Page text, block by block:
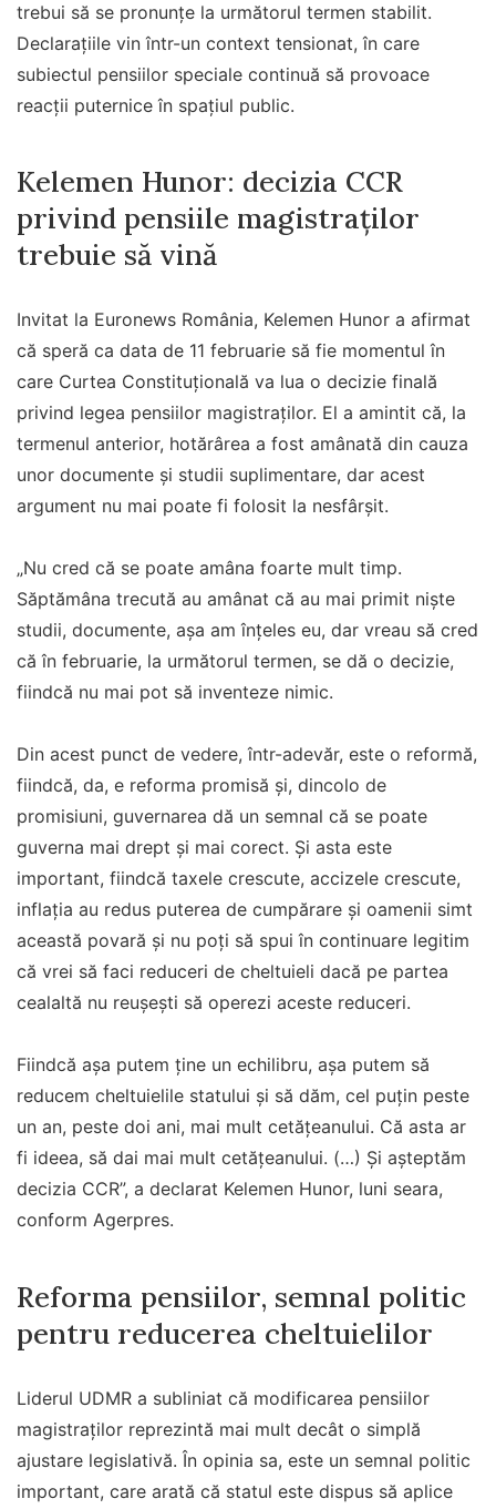
trebui să se pronunțe la următorul termen stabilit.
Declarațiile vin într-un context tensionat, în care
subiectul pensiilor speciale continuă să provoace
reacții puternice în spațiul public.
Kelemen Hunor: decizia CCR
privind pensiile magistraților
trebuie să vină
Invitat la Euronews România, Kelemen Hunor a afirmat
că speră ca data de 11 februarie să fie momentul în
care Curtea Constituțională va lua o decizie finală
privind legea pensiilor magistraților. El a amintit că, la
termenul anterior, hotărârea a fost amânată din cauza
unor documente și studii suplimentare, dar acest
argument nu mai poate fi folosit la nesfârșit.
„Nu cred că se poate amâna foarte mult timp.
Săptămâna trecută au amânat că au mai primit nişte
studii, documente, aşa am înţeles eu, dar vreau să cred
că în februarie, la următorul termen, se dă o decizie,
fiindcă nu mai pot să inventeze nimic.
Din acest punct de vedere, într-adevăr, este o reformă,
fiindcă, da, e reforma promisă şi, dincolo de
promisiuni, guvernarea dă un semnal că se poate
guverna mai drept şi mai corect. Şi asta este
important, fiindcă taxele crescute, accizele crescute,
inflaţia au redus puterea de cumpărare şi oamenii simt
această povară şi nu poţi să spui în continuare legitim
că vrei să faci reduceri de cheltuieli dacă pe partea
cealaltă nu reuşeşti să operezi aceste reduceri.
Fiindcă aşa putem ţine un echilibru, aşa putem să
reducem cheltuielile statului şi să dăm, cel puţin peste
un an, peste doi ani, mai mult cetăţeanului. Că asta ar
fi ideea, să dai mai mult cetăţeanului. (…) Şi aşteptăm
decizia CCR”, a declarat Kelemen Hunor, luni seara,
conform Agerpres.
Reforma pensiilor, semnal politic
pentru reducerea cheltuielilor
Liderul UDMR a subliniat că modificarea pensiilor
magistraților reprezintă mai mult decât o simplă
ajustare legislativă. În opinia sa, este un semnal politic
important, care arată că statul este dispus să aplice